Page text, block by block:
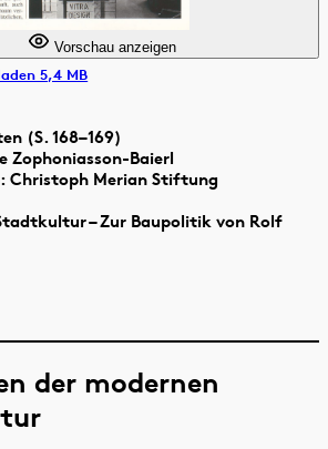
(S. 168–169)
Zophoniasson-Baierl
Christoph Merian Stiftung
– Zur Baupolitik von Rolf
Vorschau anzeigen
5,4 MB
der modernen